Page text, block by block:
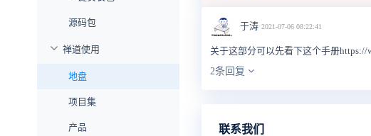
源码包
禅道使用
地盘
项目集
产品
于涛 2021-07-06 08:22:41
关于这部分可以先看下这个手册https://
2条回复
联系我们